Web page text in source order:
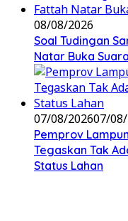
08/08/2026
Soal Tudingan
Natar Buka Suara
07/08/202607/
Pemprov
Tegaskan Tak
Status Lahan